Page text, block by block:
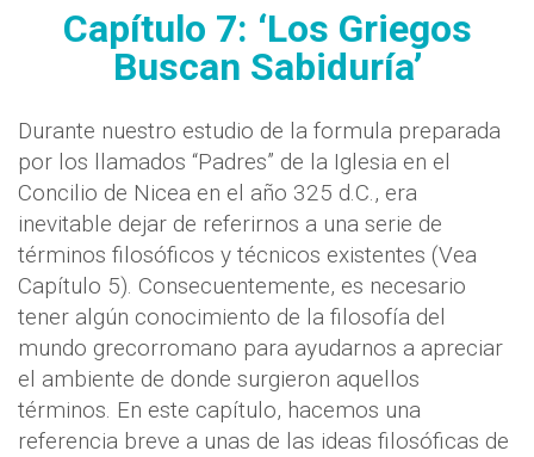
Capítulo 7: ‘Los Griegos
Buscan Sabiduría’
Durante nuestro estudio de la formula preparada
por los llamados “Padres” de la Iglesia en el
Concilio de Nicea en el año 325 d.C., era
inevitable dejar de referirnos a una serie de
términos filosóficos y técnicos existentes (Vea
Capítulo 5). Consecuentemente, es necesario
tener algún conocimiento de la filosofía del
mundo grecorromano para ayudarnos a apreciar
el ambiente de donde surgieron aquellos
términos. En este capítulo, hacemos una
referencia breve a unas de las ideas filosóficas de